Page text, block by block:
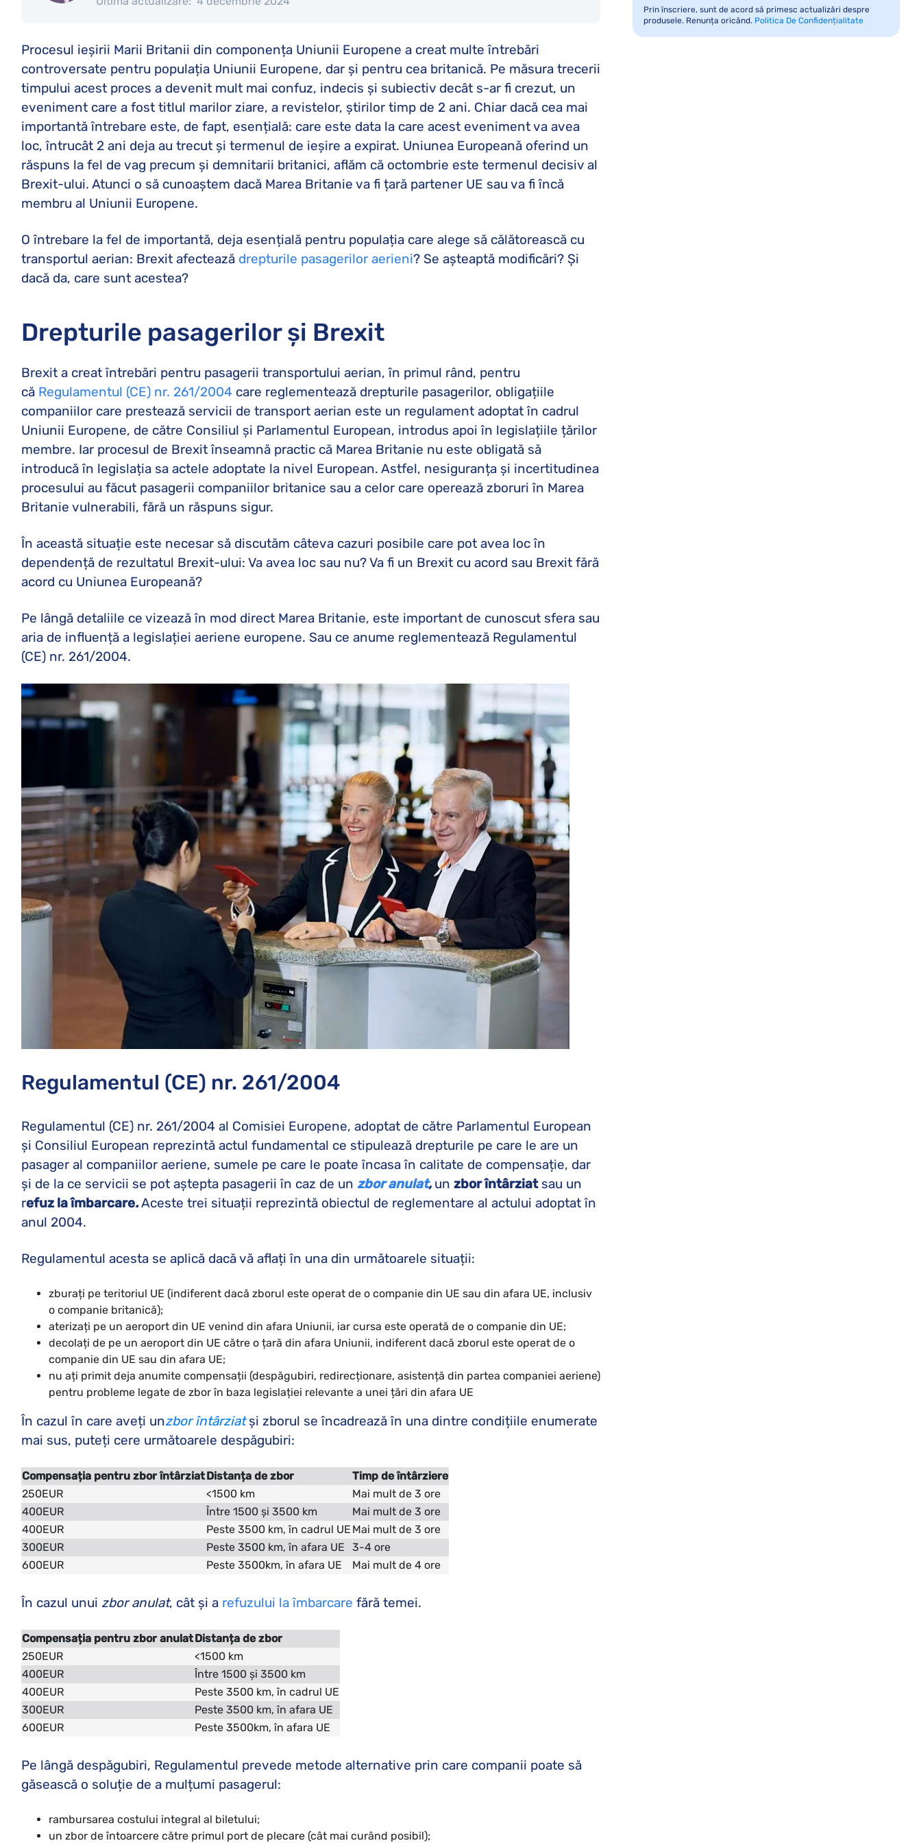
Procesul ieșirii Marii Britanii din componența Uniunii Europene a creat multe întrebări
controversate pentru populația Uniunii Europene, dar și pentru cea britanică. Pe măsura trecerii
timpului acest proces a devenit mult mai confuz, indecis și subiectiv decât s-ar fi crezut, un
eveniment care a fost titlul marilor ziare, a revistelor, știrilor timp de 2 ani. Chiar dacă cea mai
importantă întrebare este, de fapt, esențială: care este data la care acest eveniment va avea
loc, întrucât 2 ani deja au trecut și termenul de ieșire a expirat. Uniunea Europeană oferind un
răspuns la fel de vag precum și demnitarii britanici, aflăm că octombrie este termenul decisiv al
Brexit-ului. Atunci o să cunoaștem dacă Marea Britanie va fi țară partener UE sau va fi încă
membru al Uniunii Europene.
O întrebare la fel de importantă, deja esențială pentru populația care alege să călătorească cu
transportul aerian: Brexit afectează drepturile pasagerilor aerieni? Se așteaptă modificări? Și
dacă da, care sunt acestea?
Drepturile pasagerilor și Brexit
Brexit a creat întrebări pentru pasagerii transportului aerian, în primul rând, pentru
că Regulamentul (CE) nr. 261/2004 care reglementează drepturile pasagerilor, obligațiile
companiilor care prestează servicii de transport aerian este un regulament adoptat în cadrul
Uniunii Europene, de către Consiliul și Parlamentul European, introdus apoi în legislațiile țărilor
membre. Iar procesul de Brexit înseamnă practic că Marea Britanie nu este obligată să
introducă în legislația sa actele adoptate la nivel European. Astfel, nesiguranța și incertitudinea
procesului au făcut pasagerii companiilor britanice sau a celor care operează zboruri în Marea
Britanie vulnerabili, fără un răspuns sigur.
În această situație este necesar să discutăm câteva cazuri posibile care pot avea loc în
dependență de rezultatul Brexit-ului: Va avea loc sau nu? Va fi un Brexit cu acord sau Brexit fără
acord cu Uniunea Europeană?
Pe lângă detaliile ce vizează în mod direct Marea Britanie, este important de cunoscut sfera sau
aria de influență a legislației aeriene europene. Sau ce anume reglementează Regulamentul
(CE) nr. 261/2004.
Regulamentul (CE) nr. 261/2004
Regulamentul (CE) nr. 261/2004 al Comisiei Europene, adoptat de către Parlamentul European
și Consiliul European reprezintă actul fundamental ce stipulează drepturile pe care le are un
pasager al companiilor aeriene, sumele pe care le poate încasa în calitate de compensație, dar
și de la ce servicii se pot aștepta pasagerii în caz de un zbor anulat,un zbor întârziatsau un
refuz la îmbarcare.Aceste trei situații reprezintă obiectul de reglementare al actului adoptat în
anul 2004.
Regulamentul acesta se aplică dacă vă aflați în una din următoarele situații:
zburați pe teritoriul UE (indiferent dacă zborul este operat de o companie din UE sau din afara UE, inclusiv
o companie britanică);
aterizați pe un aeroport din UE venind din afara Uniunii, iar cursa este operată de o companie din UE;
decolați de pe un aeroport din UE către o țară din afara Uniunii, indiferent dacă zborul este operat de o
companie din UE sau din afara UE;
nu ați primit deja anumite compensații (despăgubiri, redirecționare, asistență din partea companiei aeriene)
pentru probleme legate de zbor în baza legislației relevante a unei țări din afara UE
În cazul în care aveți unzbor întârziatși zborul se încadrează în una dintre condițiile enumerate
mai sus, puteți cere următoarele despăgubiri:
Compensația pentru zbor întârziatDistanța de zbor
Timp de întârziere
250EUR
<1500 km
Mai mult de 3 ore
400EUR
Între 1500 și 3500 km
Mai mult de 3 ore
400EUR
Peste 3500 km, în cadrul UE Mai mult de 3 ore
300EUR
Peste 3500 km, în afara UE
3-4 ore
600EUR
Peste 3500km, în afara UE Mai mult de 4 ore
În cazul unui zbor anulat, cât și a refuzului la îmbarcare fără temei.
Compensația pentru zbor anulatDistanța de zbor
250EUR
<1500 km
400EUR
Între 1500 și 3500 km
400EUR
Peste 3500 km, în cadrul UE
300EUR
Peste 3500 km, în afara UE
600EUR
Peste 3500km, în afara UE
Pe lângă despăgubiri, Regulamentul prevede metode alternative prin care companii poate să
găsească o soluție de a mulțumi pasagerul:
rambursarea costului integral al biletului;
un zbor de întoarcere către primul port de plecare (cât mai curând posibil);
Prin înscriere, sunt de acord să primesc actualizări despre
produsele. Renunța oricând. Politica De Confidențialitate